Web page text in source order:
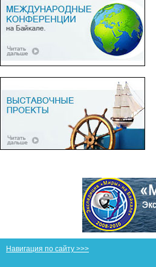
Навигация по сайту >>>